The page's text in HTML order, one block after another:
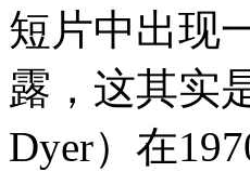
短片中出现
露，这其实
Dyer）在